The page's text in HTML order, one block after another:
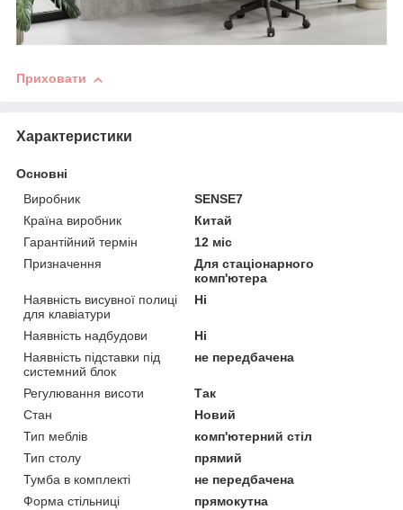
Приховати
Характеристики
Основні
Виробник
SENSE7
Країна виробник
Китай
Гарантійний термін
12 міс
Призначення
Для стаціонарного
комп'ютера
Наявність висувної полиці
для клавіатури
Ні
Наявність надбудови
Ні
Наявність підставки під
системний блок
не передбачена
Регулювання висоти
Так
Стан
Новий
Тип меблів
комп'ютерний стіл
Тип столу
прямий
Тумба в комплекті
не передбачена
Форма стільниці
прямокутна